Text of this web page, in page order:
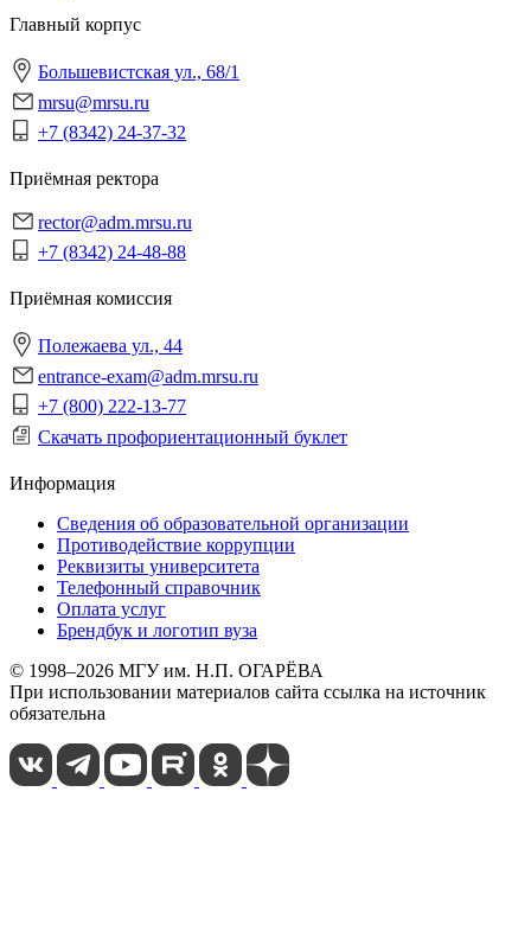
Главный корпус
Большевистская ул., 68/1
mrsu@mrsu.ru
+7 (8342) 24-37-32
Приёмная ректора
rector@adm.mrsu.ru
+7 (8342) 24-48-88
Приёмная комиссия
Полежаева ул., 44
entrance-exam@adm.mrsu.ru
+7 (800) 222-13-77
Скачать профориентационный буклет
Информация
Сведения об образовательной организации
Противодействие коррупции
Реквизиты университета
Телефонный справочник
Оплата услуг
Брендбук и логотип вуза
© 1998–2026 МГУ им. Н.П. ОГАРЁВА
При использовании материалов сайта ссылка на источник
обязательна